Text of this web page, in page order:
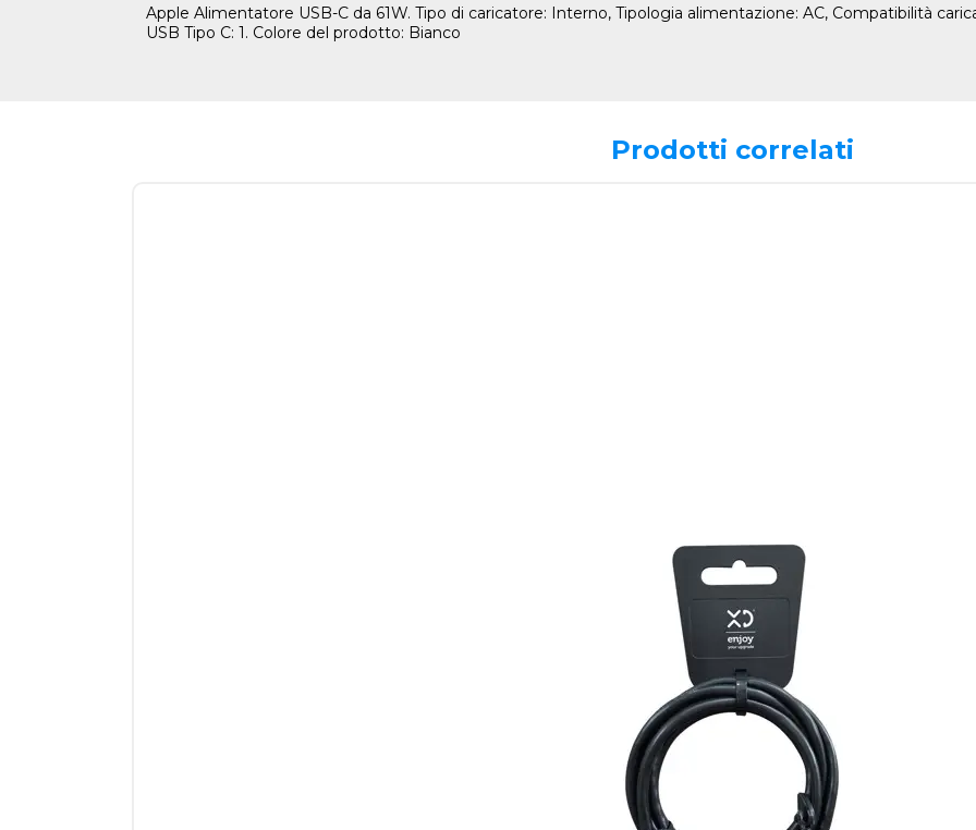
Apple Alimentatore USB-C da 61W. Tipo di caricatore: Interno, Tipologia alimentazione: AC, Compatibilità
USB Tipo C: 1. Colore del prodotto: Bianco
Prodotti correlati